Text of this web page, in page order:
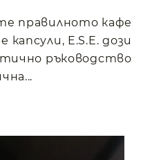
правилното кафе
E.S.E. дози
ръководство